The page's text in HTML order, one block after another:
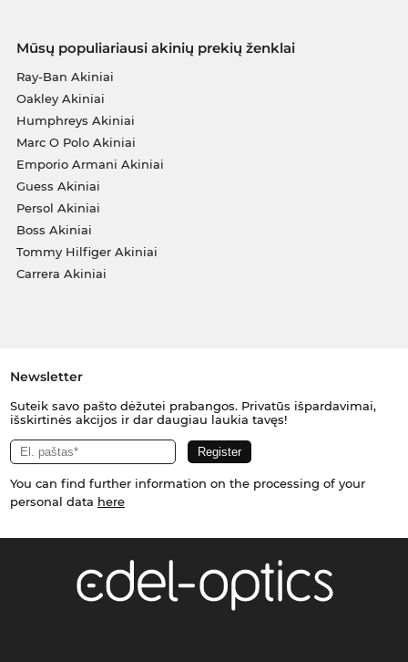
Mūsų populiariausi akinių prekių ženklai
Ray-Ban Akiniai
Oakley Akiniai
Humphreys Akiniai
Marc O Polo Akiniai
Emporio Armani Akiniai
Guess Akiniai
Persol Akiniai
Boss Akiniai
Tommy Hilfiger Akiniai
Carrera Akiniai
Newsletter
Suteik savo pašto dėžutei prabangos. Privatūs išpardavimai,
išskirtinės akcijos ir dar daugiau laukia tavęs!
You can find further information on the processing of your
personal data here